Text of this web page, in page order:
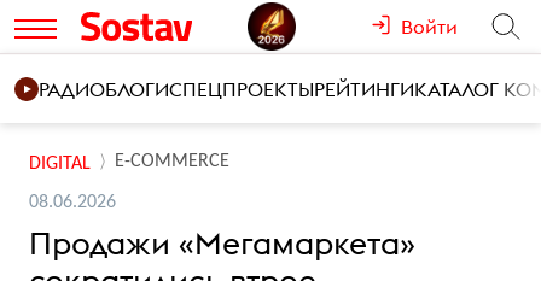
Войти
РАДИОБЛОГИСПЕЦПРОЕКТЫРЕЙТИНГИКАТАЛОГ
DIGITAL E-COMMERCE
08.06.2026
Продажи «Мегамаркета»